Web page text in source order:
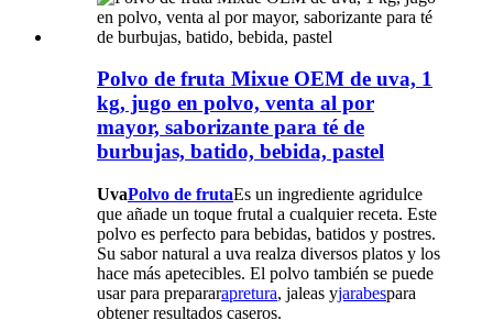
Polvo de fruta Mixue OEM de uva, 1
kg, jugo en polvo, venta al por
mayor, saborizante para té de
burbujas, batido, bebida, pastel
UvaPolvo de frutaEs un ingrediente agridulce
que añade un toque frutal a cualquier receta. Este
polvo es perfecto para bebidas, batidos y postres.
Su sabor natural a uva realza diversos platos y los
hace más apetecibles. El polvo también se puede
usar para prepararapretura, jaleas yjarabespara
obtener resultados caseros.